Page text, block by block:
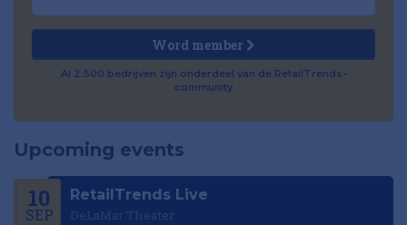
Word member
Al 2.500 bedrijven zijn onderdeel van de RetailTrends-
community
Upcoming events
10
SEP
RetailTrends Live
DeLaMar Theater